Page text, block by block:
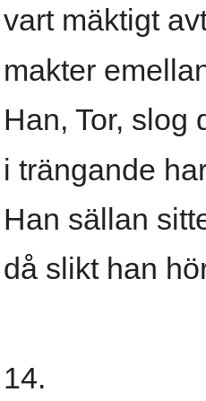
vart mäktigt
makter
Han, Tor, slog
i trängande
Han sällan
då slikt han
14.